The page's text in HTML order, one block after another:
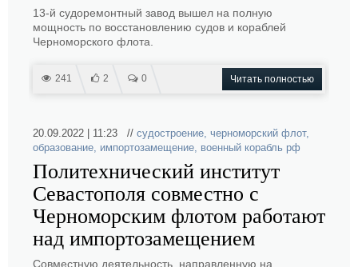
13-й судоремонтный завод вышел на полную
мощность по восстановлению судов и кораблей
Черноморского флота.
241 2 0 Читать полностью
20.09.2022 | 11:23 // судостроение, черноморский флот,
образование, импортозамещение, военный корабль рф
Политехнический институт
Севастополя совместно с
Черноморским флотом работают
над импортозамещением
Совместную деятельность, направленную на